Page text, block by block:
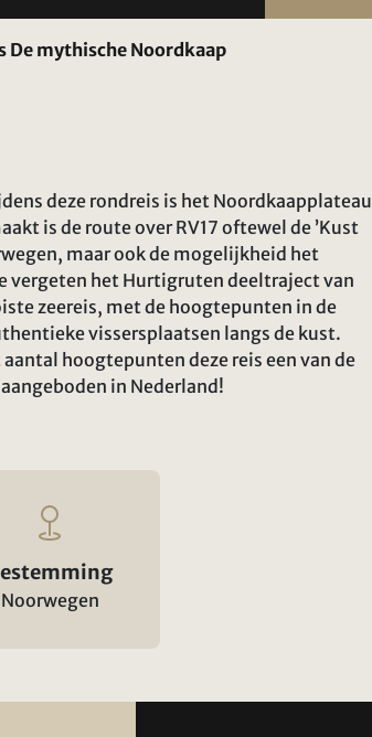
mythische Noordkaap
deze rondreis is het Noordkaapplateau
is de route over RV17 oftewel de ’Kust
maar ook de mogelijkheid het
vergeten het Hurtigruten deeltraject van
zeereis, met de hoogtepunten in de
vissersplaatsen langs de kust.
hoogtepunten deze reis een van de
in Nederland!
Noorwegen